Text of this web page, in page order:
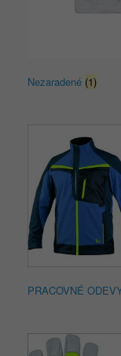
Nezaradené (1)
PRACOVNÉ